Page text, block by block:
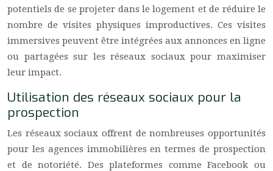
potentiels de se projeter dans le logement et de réduire le
nombre de visites physiques improductives. Ces visites
immersives peuvent être intégrées aux annonces en ligne
ou partagées sur les réseaux sociaux pour maximiser
leur impact.
Utilisation des réseaux sociaux pour la
prospection
Les réseaux sociaux offrent de nombreuses opportunités
pour les agences immobilières en termes de prospection
et de notoriété. Des plateformes comme Facebook ou